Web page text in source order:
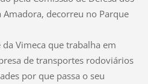
decorreu no Parque
Vimeca que trabalha em
de transportes rodoviários
por que passa o seu